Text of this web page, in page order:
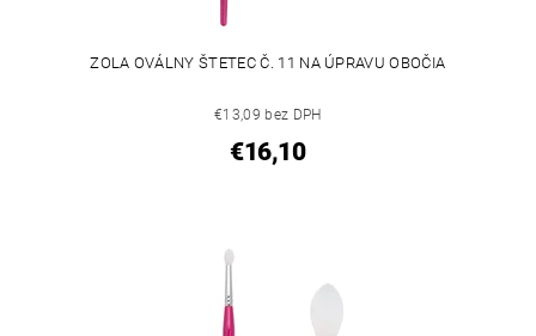
ZOLA OVÁLNY ŠTETEC Č. 11 NA ÚPRAVU OBOČIA
€13,09 bez DPH
€16,10